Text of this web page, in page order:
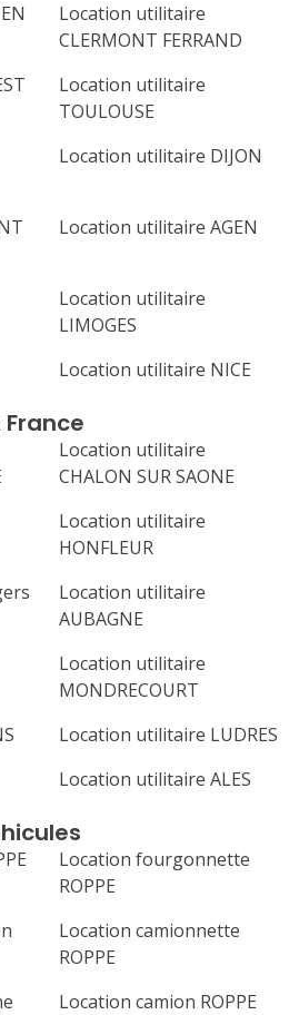
Location utilitaire
CLERMONT FERRAND
Location utilitaire
TOULOUSE
Location utilitaire DIJON
Location utilitaire AGEN
Location utilitaire
LIMOGES
Location utilitaire NICE
Location utilitaire
CHALON SUR SAONE
Location utilitaire
HONFLEUR
Location utilitaire
AUBAGNE
Location utilitaire
MONDRECOURT
Location utilitaire LUDRES
Location utilitaire ALES
Location fourgonnette
ROPPE
Location camionnette
ROPPE
Location camion ROPPE